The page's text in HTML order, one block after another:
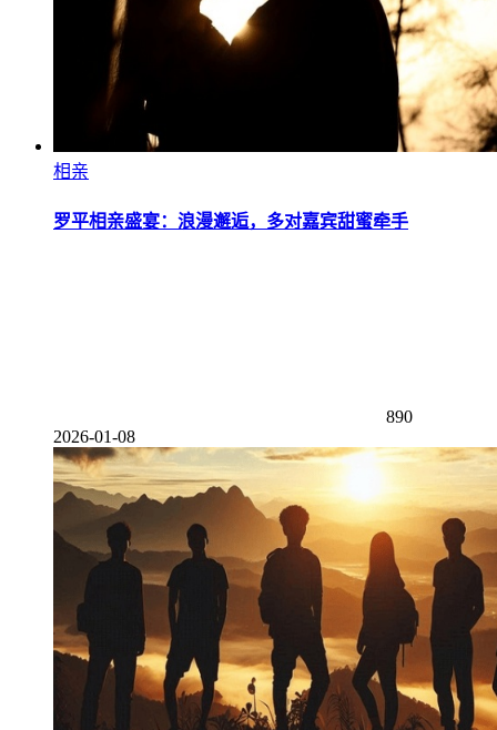
相亲
罗平相亲盛宴：浪漫邂逅，多对嘉宾甜蜜牵手
890
2026-01-08